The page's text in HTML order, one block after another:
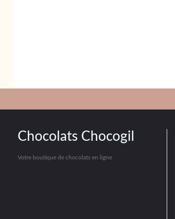
Chocolats Chocogil
Votre boutique de chocolats en ligne